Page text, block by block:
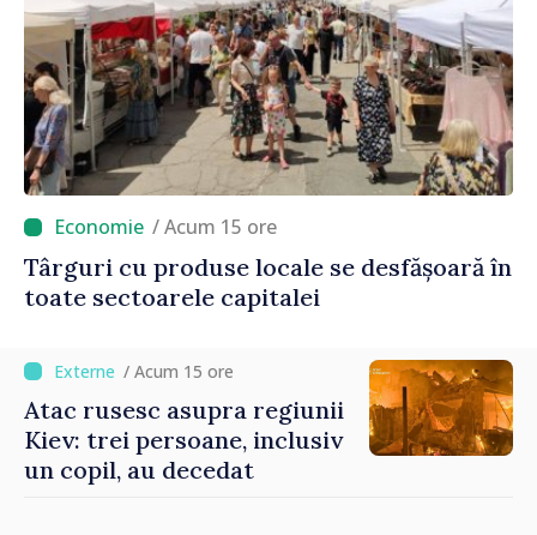
/ Acum 15 ore
Târguri cu produse locale se desfășoară în
toate sectoarele capitalei
/ Acum 15 ore
Atac rusesc asupra regiunii
Kiev: trei persoane, inclusiv
un copil, au decedat